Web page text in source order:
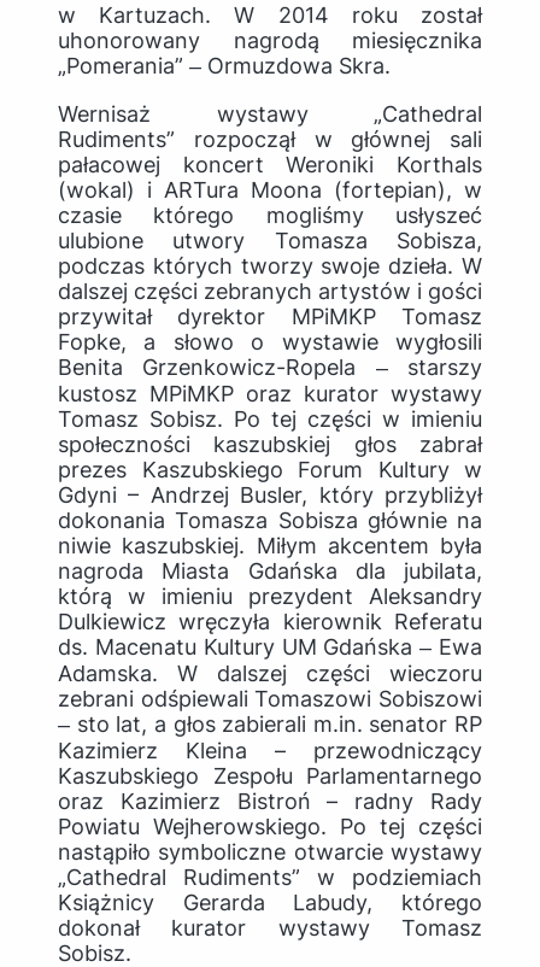
w Kartuzach. W 2014 roku został
uhonorowany nagrodą miesięcznika
„Pomerania” ‒ Ormuzdowa Skra.
Wernisaż wystawy „Cathedral
Rudiments” rozpoczął w głównej sali
pałacowej koncert Weroniki Korthals
(wokal) i ARTura Moona (fortepian), w
czasie którego mogliśmy usłyszeć
ulubione utwory Tomasza Sobisza,
podczas których tworzy swoje dzieła. W
dalszej części zebranych artystów i gości
przywitał dyrektor MPiMKP Tomasz
Fopke, a słowo o wystawie wygłosili
Benita Grzenkowicz-Ropela ‒ starszy
kustosz MPiMKP oraz kurator wystawy
Tomasz Sobisz. Po tej części w imieniu
społeczności kaszubskiej głos zabrał
prezes Kaszubskiego Forum Kultury w
Gdyni – Andrzej Busler, który przybliżył
dokonania Tomasza Sobisza głównie na
niwie kaszubskiej. Miłym akcentem była
nagroda Miasta Gdańska dla jubilata,
którą w imieniu prezydent Aleksandry
Dulkiewicz wręczyła kierownik Referatu
ds. Macenatu Kultury UM Gdańska ‒ Ewa
Adamska. W dalszej części wieczoru
zebrani odśpiewali Tomaszowi Sobiszowi
‒ sto lat, a głos zabierali m.in. senator RP
Kazimierz Kleina – przewodniczący
Kaszubskiego Zespołu Parlamentarnego
oraz Kazimierz Bistroń – radny Rady
Powiatu Wejherowskiego. Po tej części
nastąpiło symboliczne otwarcie wystawy
„Cathedral Rudiments” w podziemiach
Książnicy Gerarda Labudy, którego
dokonał kurator wystawy Tomasz
Sobisz.